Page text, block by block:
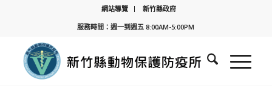
網站導覽
新竹縣政府
服務時間：週一到週五 8:00AM-5:00PM